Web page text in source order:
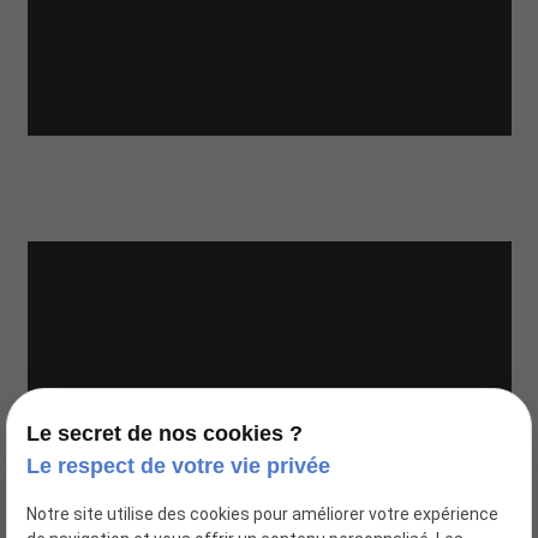
Le secret de nos cookies ?
Le respect de votre vie privée
Notre site utilise des cookies pour améliorer votre expérience